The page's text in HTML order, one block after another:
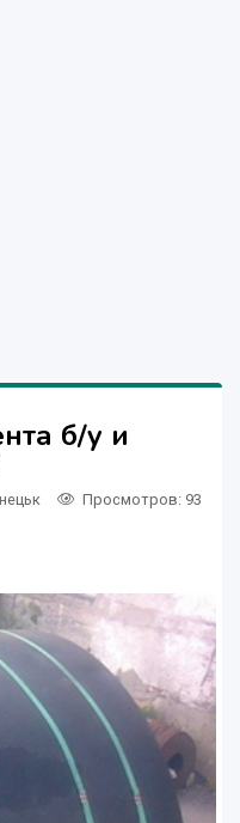
б/у и
Просмотров: 93